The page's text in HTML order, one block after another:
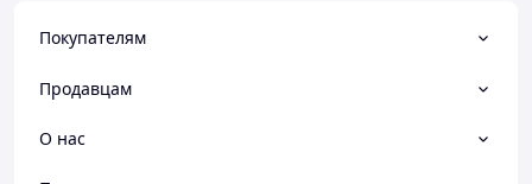
Покупателям
Продавцам
О нас